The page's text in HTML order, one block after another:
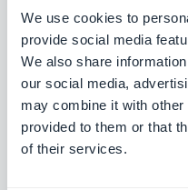
We use cookies to
provide social media
We also share
our social media,
may combine it with other
provided to them or that
of their services.
Plugin
Partagez
votre site
application
Wordpress
Gratuit